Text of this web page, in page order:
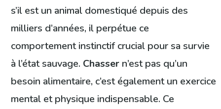
s’il est un animal domestiqué depuis des
milliers d’années, il perpétue ce
comportement instinctif crucial pour sa survie
à l’état sauvage. Chasser n’est pas qu’un
besoin alimentaire, c’est également un exercice
mental et physique indispensable. Ce